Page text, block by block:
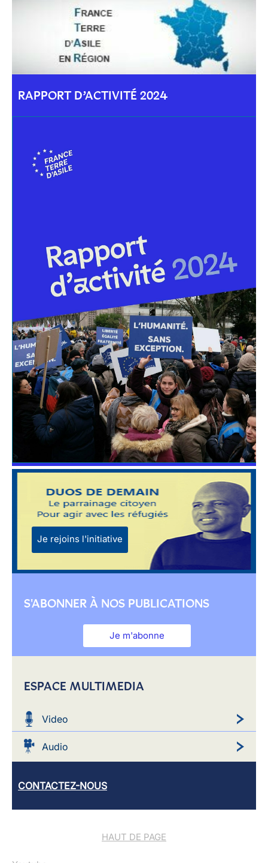
RAPPORT D’ACTIVITÉ 2024
Je rejoins l'initiative
S'ABONNER À NOS PUBLICATIONS
Je m'abonne
ESPACE MULTIMEDIA
Video
Audio
CONTACTEZ-NOUS
HAUT DE PAGE